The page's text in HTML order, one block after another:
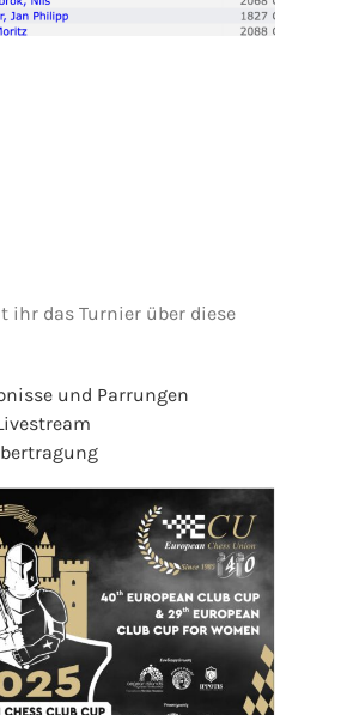
ihr das Turnier über diese
und Parrungen